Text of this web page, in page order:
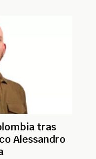
tras
Alessandro